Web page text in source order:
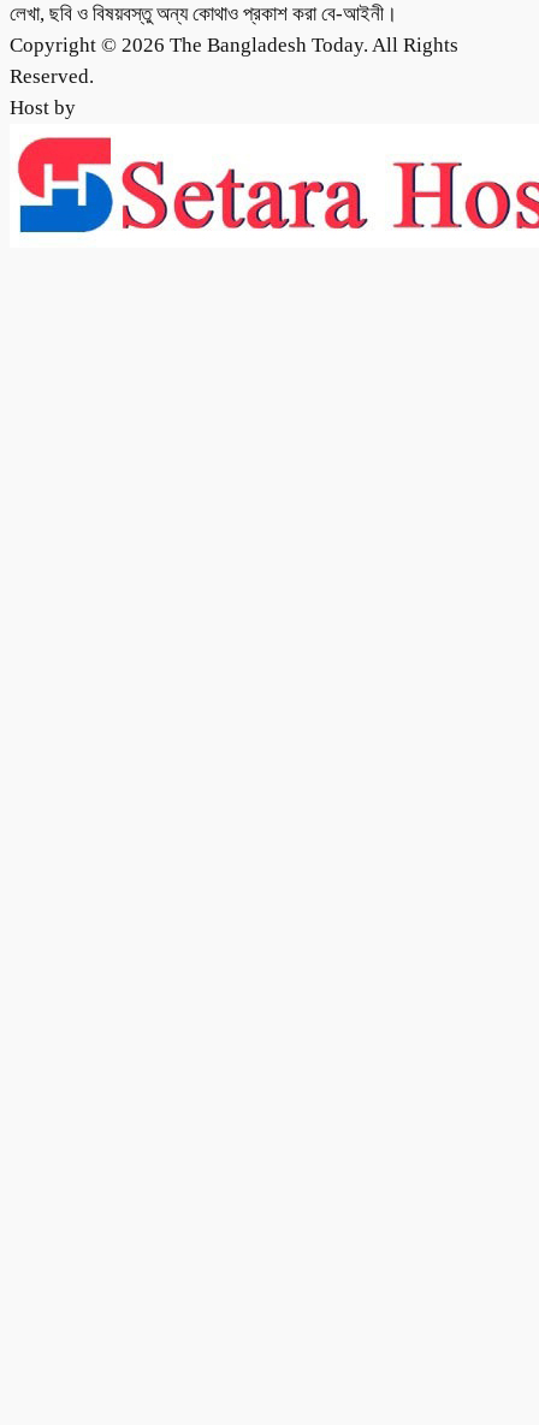
লেখা, ছবি ও বিষয়বস্তু অন্য কোথাও প্রকাশ করা বে-আইনী।
Copyright © 2026 The Bangladesh Today. All Rights
Reserved.
Host by